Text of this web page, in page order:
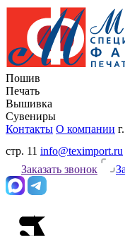
Пошив
Печать
Вышивка
Сувениры
Контакты О компании
стр. 11 info@teximport.ru
Заказать звонок